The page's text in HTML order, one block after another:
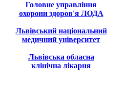
Головне управління
охорони здоров'я ЛОДА
Львівський національний
медичний університет
Львівська обласна
клінічна лікарня